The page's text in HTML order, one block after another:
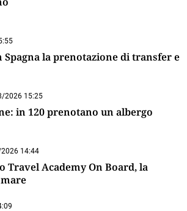
la prenotazione di transfer e
2026 15:25
in 120 prenotano un albergo
14:44
Travel Academy On Board, la